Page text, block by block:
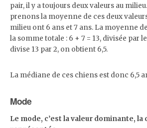
pair, il y a toujours deux valeurs au
prenons la moyenne de ces deux
milieu ont 6 ans et 7 ans. La moyenne
la somme totale : 6 + 7 = 13, divisée par
divise 13 par 2, on obtient 6,5.
La médiane de ces chiens est donc 6,5
Mode
Le mode, c’est la valeur dominante, la